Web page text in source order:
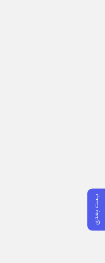
پست بعدی